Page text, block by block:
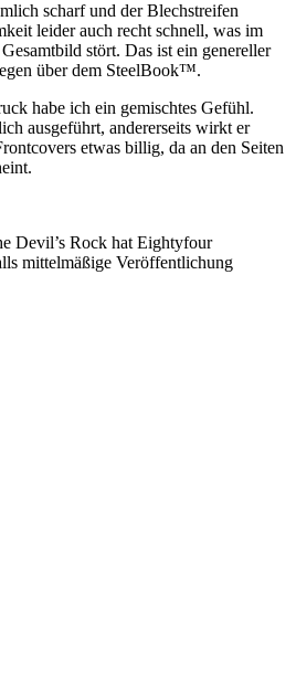
scharf und der Blechstreifen
leider auch recht schnell, was im
stört. Das ist ein genereller
über dem SteelBook™.
habe ich ein gemischtes Gefühl.
ausgeführt, andererseits wirkt er
etwas billig, da an den Seiten
Devil’s Rock hat Eightyfour
mittelmäßige Veröffentlichung